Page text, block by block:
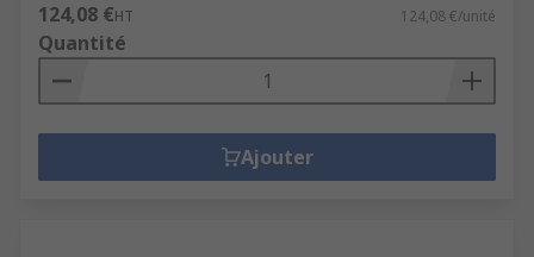
124,08 €HT 124,08 €/unité
Quantité
Ajouter